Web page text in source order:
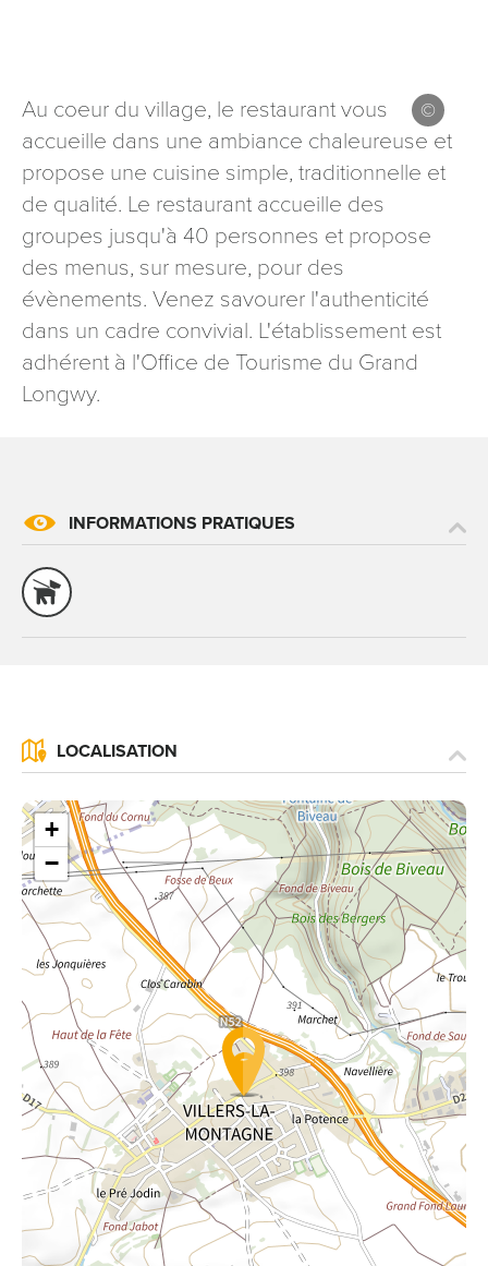
Au coeur du village, le restaurant vous
accueille dans une ambiance chaleureuse et
propose une cuisine simple, traditionnelle et
de qualité. Le restaurant accueille des
groupes jusqu'à 40 personnes et propose
des menus, sur mesure, pour des
évènements. Venez savourer l'authenticité
dans un cadre convivial. L'établissement est
adhérent à l'Office de Tourisme du Grand
Longwy.
INFORMATIONS PRATIQUES
LOCALISATION
+
−
Les informations recueillies à partir de ce formulaire sont
nécessaires au traitement de votre demande (sauf
mention contraire). Vous disposez d’un droit d’accès, de
rectification et d’opposition aux données vous concernant,
que vous pouvez exercer en adressant une demande par
courriel à tourisme@departement54.fr ou par courrier
signé accompagné de la copie d’un titre d’identité à
l’adresse suivante : Meurthe & Moselle Tourisme - 48
esplanade Jacques-Baudot CO 90019 54035 NANCY
cedex
reCAPTCHA